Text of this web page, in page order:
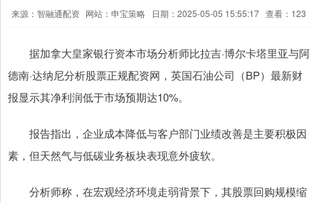
来源：智融通配资 网站：申宝策略 日期：2025-05-05 15:55:17 查看：123
据加拿大皇家银行资本市场分析师比拉吉·博尔卡塔里亚与阿
德南·达纳尼分析股票正规配资网，英国石油公司（BP）最新财
报显示其净利润低于市场预期达10%。
报告指出，企业成本降低与客户部门业绩改善是主要积极因
素，但天然气与低碳业务板块表现意外疲软。
分析师称，在宏观经济环境走弱背景下，其股票回购规模缩